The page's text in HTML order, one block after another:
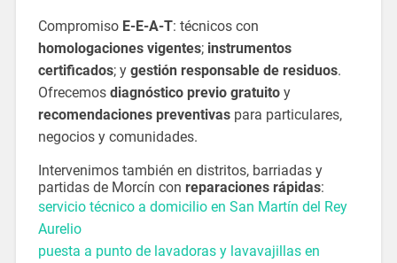
Compromiso E-E-A-T: técnicos con
homologaciones vigentes; instrumentos
certificados; y gestión responsable de residuos.
Ofrecemos diagnóstico previo gratuitoy
recomendaciones preventivaspara particulares,
negocios y comunidades.
Intervenimos también en distritos, barriadas y
partidas de Morcín con reparaciones rápidas:
servicio técnico a domicilio en San Martín del Rey
Aurelio
puesta a punto de lavadoras y lavavajillas en